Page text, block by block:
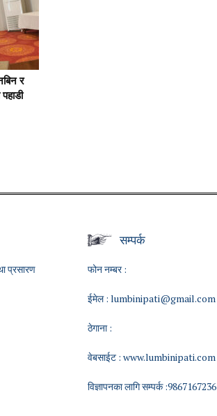
र
प्रसारण
सम्पर्क
फोन नम्बर :
ईमेल : lumbinipati@gmail.com
ठेगाना :
वेबसाईट : www.lumbinipati.com
विज्ञापनका लागि सम्पर्क :9867167236